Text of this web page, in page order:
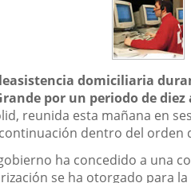
domiciliaria
por un periodo de diez
reunida esta mañana en
dentro del orden
ha concedido a una
se ha otorgado para